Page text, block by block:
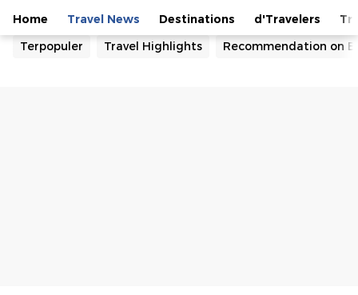
Home Travel News Destinations d'Travelers
Terpopuler
Travel Highlights Recommendation on